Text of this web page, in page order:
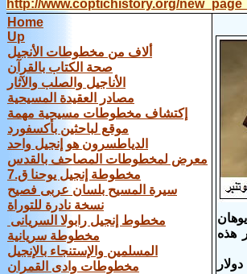
http://www.coptichistory.org/
Home
Up
ألاف من مخطوطات الأنجيل
صحة الكتاب بالقرآن
الأناجيل والصلب والآثار
مصادر العقيدة المسيحية
إكتشاف مخطوطات مسيحية مهمة
موقع لباحثين بأكسفورد
الدياطسرون هو إنجيل واحد
معرض لمخطوطات المصاحف بالقدس
مخطوطة إنجيل يوحنا ق.7
سيرة المسيح بلسان عربى فصيح
نسخة نادرة للتوراة
مخطوط إنجيل رابولا السريانى
مخطوطة سريانية
المسلمين والإستنجاء بالإنجيل
مخطوطات وادى القمران
يوهان
هذه
فنية مقابل أقل من 1.15 مليون دولار